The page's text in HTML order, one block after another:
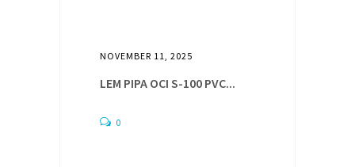
NOVEMBER 11, 2025
LEM PIPA OCI S-100 PVC...
0